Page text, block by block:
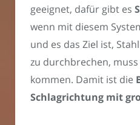
geeignet, dafür gibt es
wenn mit diesem
und es das Ziel ist,
zu durchbrechen, muss
kommen. Damit ist die
Schlagrichtung mit